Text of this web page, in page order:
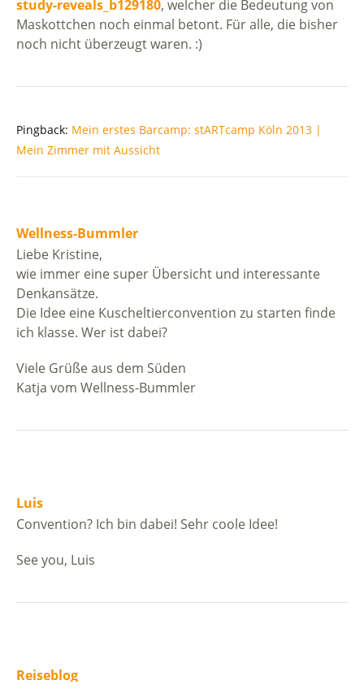
study-reveals_b129180, welcher die Bedeutung von
Maskottchen noch einmal betont. Für alle, die bisher
noch nicht überzeugt waren. :)
Pingback: Mein erstes Barcamp: stARTcamp Köln 2013 |
Mein Zimmer mit Aussicht
Wellness-Bummler
Liebe Kristine,
wie immer eine super Übersicht und interessante
Denkansätze.
Die Idee eine Kuscheltierconvention zu starten finde
ich klasse. Wer ist dabei?
Viele Grüße aus dem Süden
Katja vom Wellness-Bummler
Luis
Convention? Ich bin dabei! Sehr coole Idee!
See you, Luis
Reiseblog